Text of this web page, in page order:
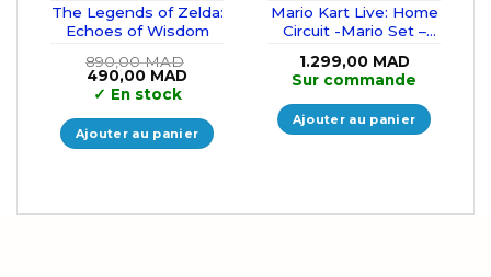
The Legends of Zelda:
Echoes of Wisdom
890,00MAD
Le
prix
initial
était :
890,00 MAD.
490,00 MAD
est :
490,00 MAD.
✓ En stock
Ajouter au panier
Mario Kart Live: Home
Circuit -Mario Set –
1.299,00 MAD
Sur commande
Ajouter au panier